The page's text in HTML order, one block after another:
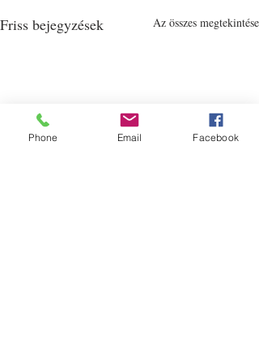
Friss bejegyzések Az összes megtekintése
Phone Email Facebook